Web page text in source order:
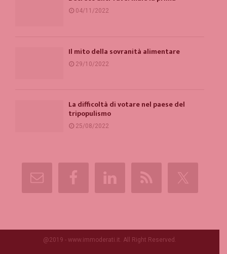
04/11/2022
Il mito della sovranità alimentare
29/10/2022
La difficoltà di votare nel paese del
tripopulismo
25/08/2022
@2019 - www.immoderati.it. All Right Reserved.